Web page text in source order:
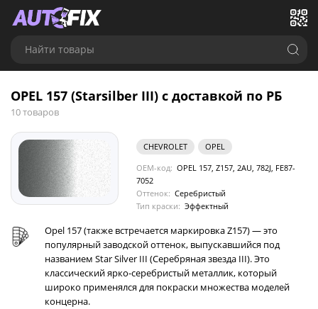
Найти товары
OPEL 157 (Starsilber III) с доставкой по РБ
10 товаров
CHEVROLET
OPEL
OEM-код: OPEL 157, Z157, 2AU, 782J, FE87-
7052
Оттенок: Серебристый
Тип краски: Эффектный
Opel 157 (также встречается маркировка Z157) — это
популярный заводской оттенок, выпускавшийся под
названием Star Silver III (Серебряная звезда III). Это
классический ярко-серебристый металлик, который
широко применялся для покраски множества моделей
концерна.